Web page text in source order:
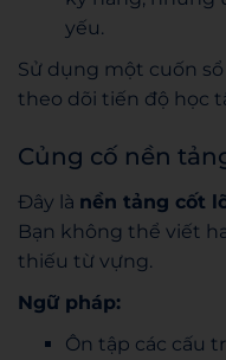
yếu.
Sử dụng một cuốn
theo dõi tiến độ học
Củng cố nền
Đây là nền tảng cốt
Bạn không thể viết
thiếu từ vựng.
Ngữ pháp:
Ôn tập các cấu